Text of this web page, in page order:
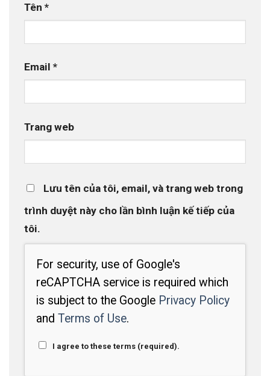
Tên *
Email *
Trang web
Lưu tên của tôi, email, và trang web trong
trình duyệt này cho lần bình luận kế tiếp của
tôi.
For security, use of Google's
reCAPTCHA service is required which
is subject to the Google Privacy Policy
andTerms of Use.
I agree to these terms (required).